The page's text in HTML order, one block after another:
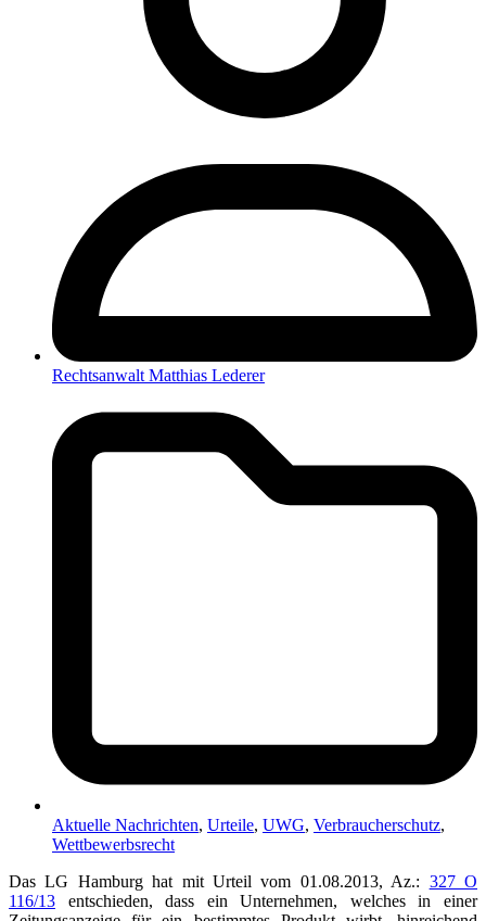
Rechtsanwalt Matthias Lederer
Aktuelle Nachrichten, Urteile, UWG, Verbraucherschutz,
Wettbewerbsrecht
Das LG Hamburg hat mit Urteil vom 01.08.2013, Az.: 327 O
116/13 entschieden, dass ein Unternehmen, welches in einer